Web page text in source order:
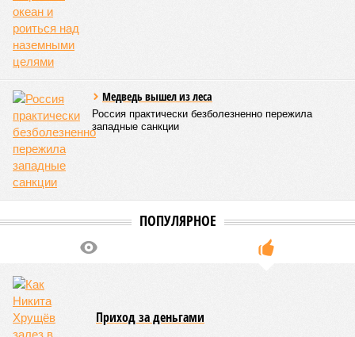
Медведь вышел из леса
Россия практически безболезненно пережила
западные санкции
ПОПУЛЯРНОЕ
Приход за деньгами